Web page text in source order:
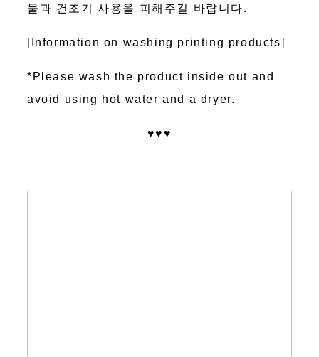
물과 건조기 사용을 피해주길 바랍니다.
[Information on washing printing products]
*Please wash the product inside out and
avoid using hot water and a dryer.
♥♥♥